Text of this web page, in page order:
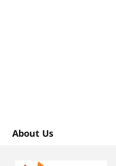
About Us